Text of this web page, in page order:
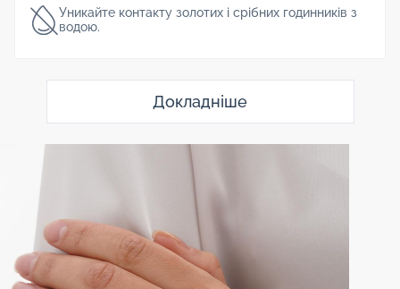
Уникайте контакту золотих і срібних годинників з
водою.
Докладніше